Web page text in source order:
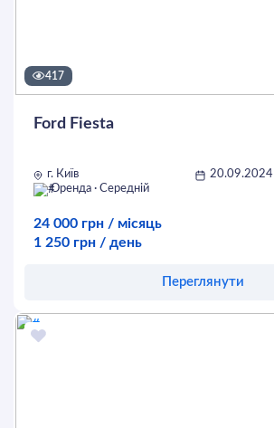
417
Ford Fiesta
г. Київ
20.09.2024
Оренда · Середній
24 000 грн / місяць
1 250 грн / день
Переглянути
Оставить заявку